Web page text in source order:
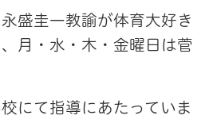
盛圭一教諭が体育大好き
月・水・木・金曜日は菅
にて指導にあたっていま